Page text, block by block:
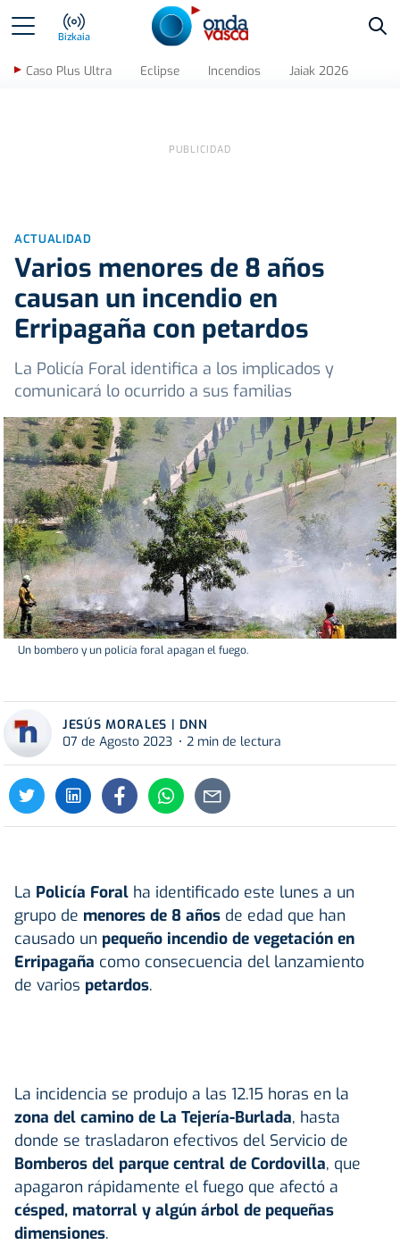
Bizkaia
Caso Plus Ultra Eclipse Incendios Jaiak 2026
ACTUALIDAD
Varios menores de 8 años
causan un incendio en
Erripagaña con petardos
La Policía Foral identifica a los implicados y
comunicará lo ocurrido a sus familias
Un bombero y un policía foral apagan el fuego.
JESÚS MORALES | DNN
07 de Agosto 2023
2 min de lectura
La Policía Foral ha identificado este lunes a un
grupo de menores de 8 años de edad que han
causado un pequeño incendio de vegetación en
Erripagaña como consecuencia del lanzamiento
de varios petardos.
La incidencia se produjo a las 12.15 horas en la
zona del camino de La Tejería-Burlada, hasta
donde se trasladaron efectivos del Servicio de
Bomberos del parque central de Cordovilla, que
apagaron rápidamente el fuego que afectó a
césped, matorral y algún árbol de pequeñas
dimensiones.